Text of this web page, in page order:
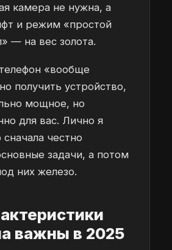
камера не нужна, а
и режим «простой
— на вес золота.
«вообще
получить устройство,
мощное, но
для вас. Лично я
честно
задачи, а потом
них железо.
важны в 2025